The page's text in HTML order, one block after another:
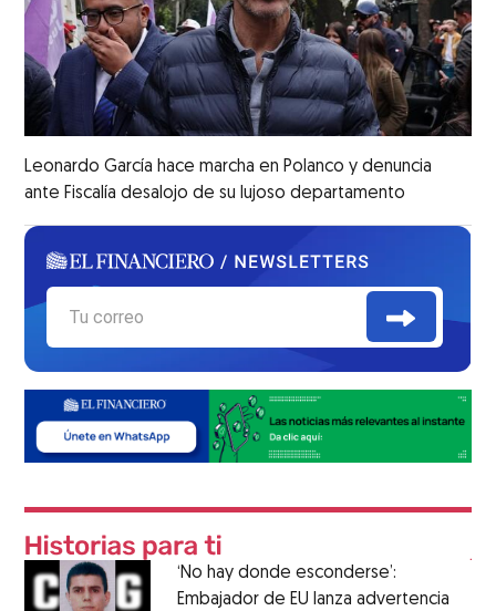
Leonardo García hace marcha en Polanco y denuncia
ante Fiscalía desalojo de su lujoso departamento
‘No hay donde esconderse’:
Embajador de EU lanza advertencia